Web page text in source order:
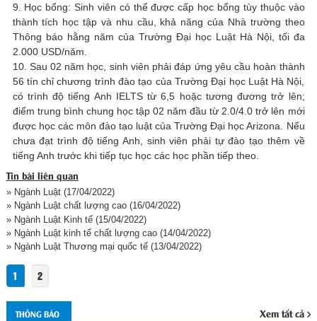
9. Học bổng: Sinh viên có thể được cấp học bổng tùy thuộc vào
thành tích học tập và nhu cầu, khả năng của Nhà trường theo
Thông báo hằng năm của Trường Đại học Luật Hà Nội, tối đa
2.000 USD/năm.
10. Sau 02 năm học, sinh viên phải đáp ứng yêu cầu hoàn thành
56 tín chỉ chương trình đào tạo của Trường Đại học Luật Hà Nội,
có trình độ tiếng Anh IELTS từ 6,5 hoặc tương đương trở lên;
điểm trung bình chung học tập 02 năm đầu từ 2.0/4.0 trở lên mới
được học các môn đào tạo luật của Trường Đại học Arizona. Nếu
chưa đạt trình độ tiếng Anh, sinh viên phải tự đào tạo thêm về
tiếng Anh trước khi tiếp tục học các học phần tiếp theo.
Tin bài liên quan
» Ngành Luật(17/04/2022)
» Ngành Luật chất lượng cao(16/04/2022)
» Ngành Luật Kinh tế(15/04/2022)
» Ngành Luật kinh tế chất lượng cao(14/04/2022)
» Ngành Luật Thương mại quốc tế(13/04/2022)
1 2
THÔNG BÁO Xem tất cả